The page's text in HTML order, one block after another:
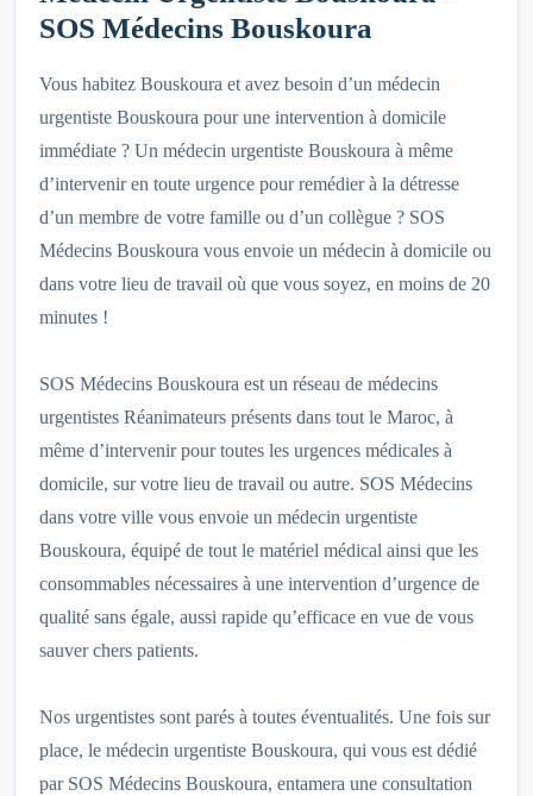
SOS Médecins Bouskoura
Vous habitez Bouskoura et avez besoin d’un médecin
urgentiste Bouskoura pour une intervention à domicile
immédiate ? Un médecin urgentiste Bouskoura à même
d’intervenir en toute urgence pour remédier à la détresse
d’un membre de votre famille ou d’un collègue ? SOS
Médecins Bouskoura vous envoie un médecin à domicile ou
dans votre lieu de travail où que vous soyez, en moins de 20
minutes !
SOS Médecins Bouskoura est un réseau de médecins
urgentistes Réanimateurs présents dans tout le Maroc, à
même d’intervenir pour toutes les urgences médicales à
domicile, sur votre lieu de travail ou autre. SOS Médecins
dans votre ville vous envoie un médecin urgentiste
Bouskoura, équipé de tout le matériel médical ainsi que les
consommables nécessaires à une intervention d’urgence de
qualité sans égale, aussi rapide qu’efficace en vue de vous
sauver chers patients.
Nos urgentistes sont parés à toutes éventualités. Une fois sur
place, le médecin urgentiste Bouskoura, qui vous est dédié
par SOS Médecins Bouskoura, entamera une consultation